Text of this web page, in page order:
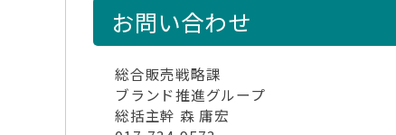
お問い合わせ
総合販売戦略課
ブランド推進グループ
総括主幹 森 庸宏